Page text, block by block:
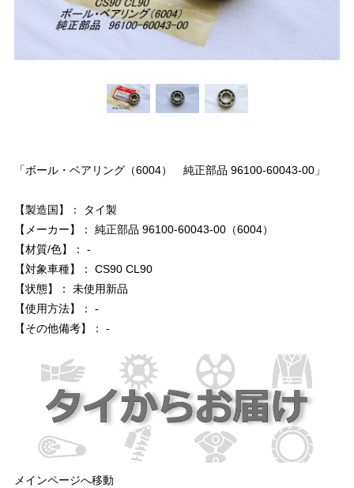
「ボール・ベアリング（6004） 純正部品 96100-60043-00」
【製造国】： タイ製
【メーカー】： 純正部品 96100-60043-00（6004）
【材質/色】： -
【対象車種】： CS90 CL90
【状態】： 未使用新品
【使用方法】： -
【その他備考】： -
メインページへ移動